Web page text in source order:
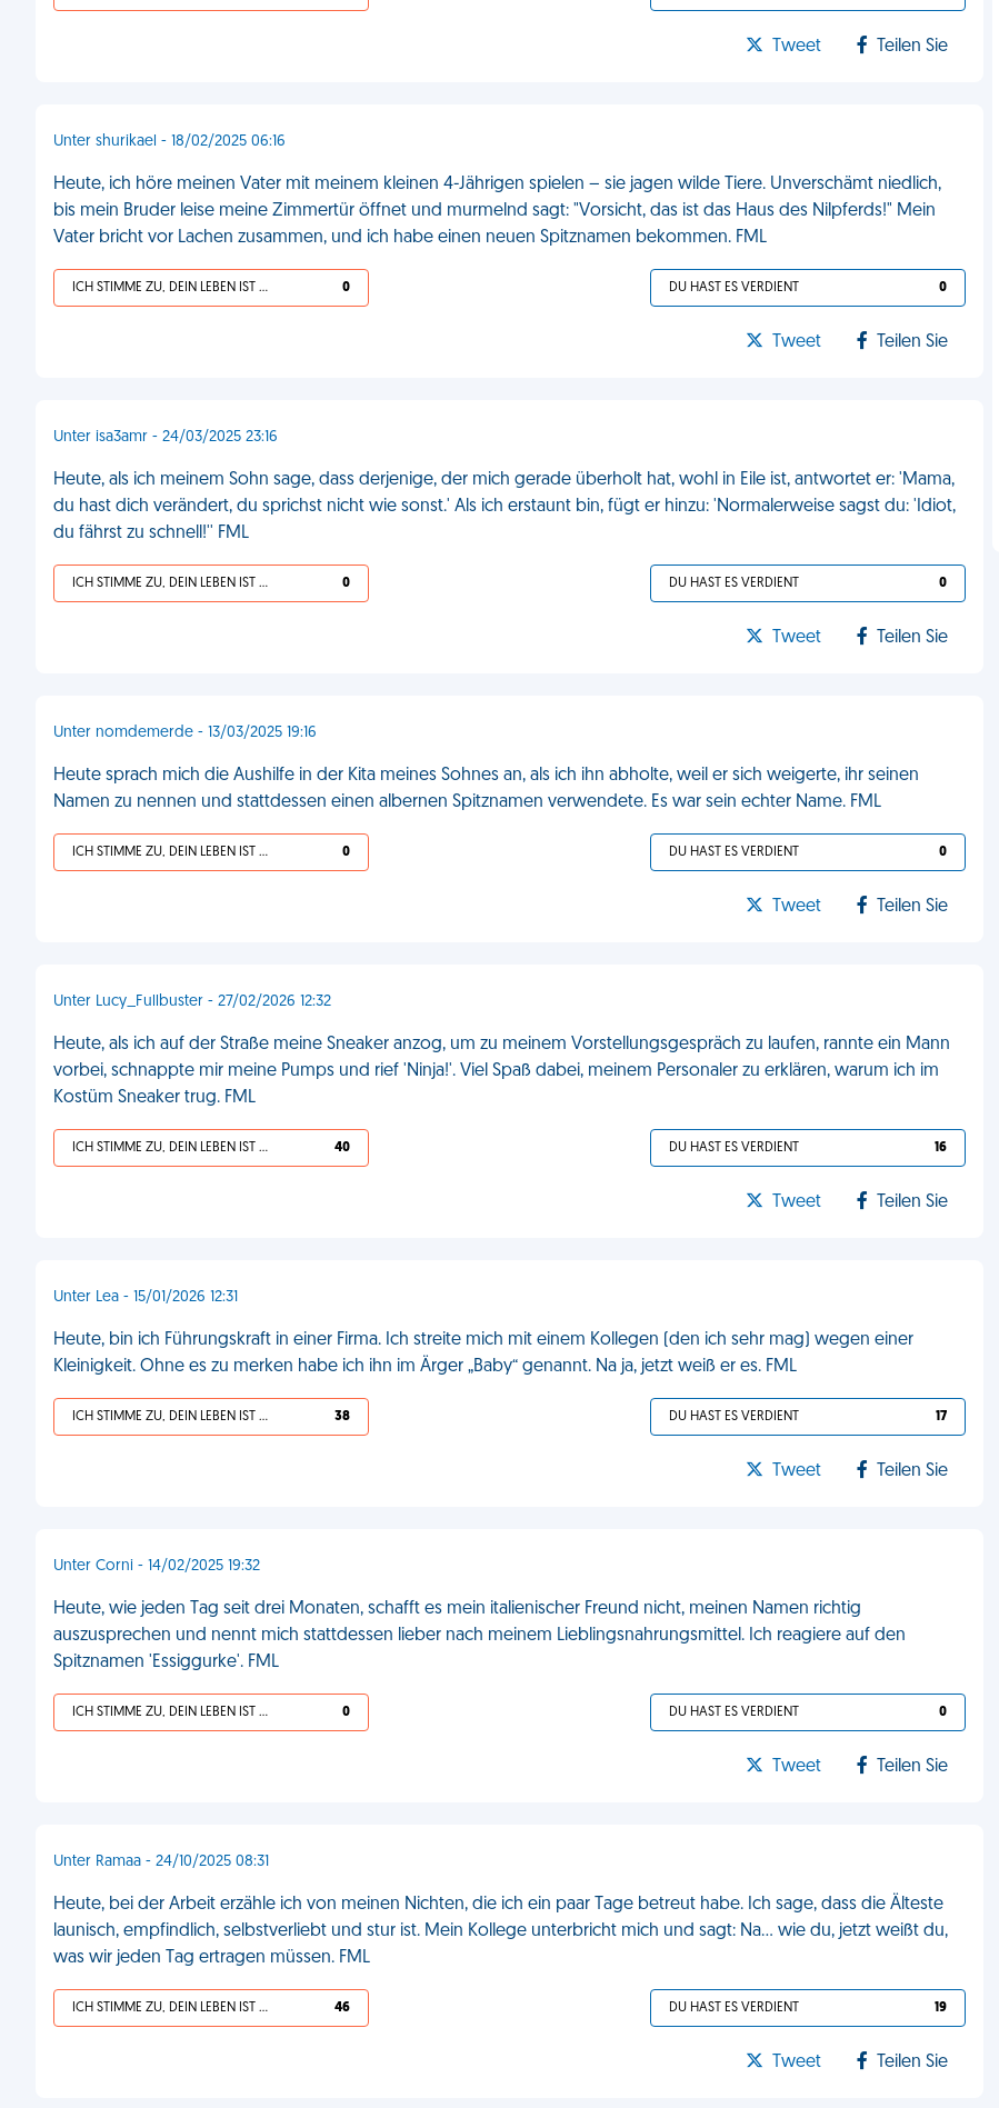
Tweet Teilen Sie
Unter shurikael - 18/02/2025 06:16
Heute, ich höre meinen Vater mit meinem kleinen 4-Jährigen spielen – sie jagen wilde Tiere. Unverschämt niedlich,
bis mein Bruder leise meine Zimmertür öffnet und murmelnd sagt: "Vorsicht, das ist das Haus des Nilpferds!" Mein
Vater bricht vor Lachen zusammen, und ich habe einen neuen Spitznamen bekommen. FML
ICH STIMME ZU, DEIN LEBEN IST SCHEISSE 0 DU HAST ES VERDIENT 0
Tweet Teilen Sie
Unter isa3amr - 24/03/2025 23:16
Heute, als ich meinem Sohn sage, dass derjenige, der mich gerade überholt hat, wohl in Eile ist, antwortet er: 'Mama,
du hast dich verändert, du sprichst nicht wie sonst.' Als ich erstaunt bin, fügt er hinzu: 'Normalerweise sagst du: 'Idiot,
du fährst zu schnell!'' FML
ICH STIMME ZU, DEIN LEBEN IST SCHEISSE 0 DU HAST ES VERDIENT 0
Tweet Teilen Sie
Unter nomdemerde - 13/03/2025 19:16
Heute sprach mich die Aushilfe in der Kita meines Sohnes an, als ich ihn abholte, weil er sich weigerte, ihr seinen
Namen zu nennen und stattdessen einen albernen Spitznamen verwendete. Es war sein echter Name. FML
ICH STIMME ZU, DEIN LEBEN IST SCHEISSE 0 DU HAST ES VERDIENT 0
Tweet Teilen Sie
Unter Lucy_Fullbuster - 27/02/2026 12:32
Heute, als ich auf der Straße meine Sneaker anzog, um zu meinem Vorstellungsgespräch zu laufen, rannte ein Mann
vorbei, schnappte mir meine Pumps und rief 'Ninja!'. Viel Spaß dabei, meinem Personaler zu erklären, warum ich im
Kostüm Sneaker trug. FML
ICH STIMME ZU, DEIN LEBEN IST SCHEISSE 40 DU HAST ES VERDIENT 16
Tweet Teilen Sie
Unter Lea - 15/01/2026 12:31
Heute, bin ich Führungskraft in einer Firma. Ich streite mich mit einem Kollegen (den ich sehr mag) wegen einer
Kleinigkeit. Ohne es zu merken habe ich ihn im Ärger „Baby“ genannt. Na ja, jetzt weiß er es. FML
ICH STIMME ZU, DEIN LEBEN IST SCHEISSE 38 DU HAST ES VERDIENT 17
Tweet Teilen Sie
Unter Corni - 14/02/2025 19:32
Heute, wie jeden Tag seit drei Monaten, schafft es mein italienischer Freund nicht, meinen Namen richtig
auszusprechen und nennt mich stattdessen lieber nach meinem Lieblingsnahrungsmittel. Ich reagiere auf den
Spitznamen 'Essiggurke'. FML
ICH STIMME ZU, DEIN LEBEN IST SCHEISSE 0 DU HAST ES VERDIENT 0
Tweet Teilen Sie
Unter Ramaa - 24/10/2025 08:31
Heute, bei der Arbeit erzähle ich von meinen Nichten, die ich ein paar Tage betreut habe. Ich sage, dass die Älteste
launisch, empfindlich, selbstverliebt und stur ist. Mein Kollege unterbricht mich und sagt: Na… wie du, jetzt weißt du,
was wir jeden Tag ertragen müssen. FML
ICH STIMME ZU, DEIN LEBEN IST SCHEISSE 46 DU HAST ES VERDIENT 19
Tweet Teilen Sie